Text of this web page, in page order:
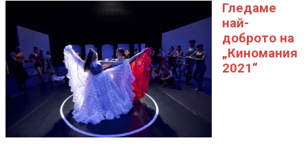
Гледаме
най-
доброто на
„Киномания
2021“